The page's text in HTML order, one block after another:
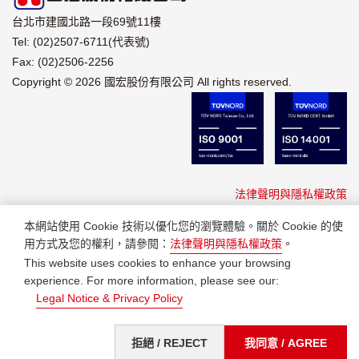
台北市建國北路一段69號11樓
Tel: (02)2507-6711(代表號)
Fax: (02)2506-2256
Copyright © 2026 國宏股份有限公司 All rights reserved.
法律聲明與隱私權政策
本網站使用 Cookie 技術以優化您的瀏覽體驗。關於 Cookie 的使
用方式及您的權利，請參閱： 法律聲明與隱私權政策 。
This website uses cookies to enhance your browsing
experience. For more information, please see our:
Legal Notice & Privacy Policy
拒絕 / REJECT 我同意 / AGREE